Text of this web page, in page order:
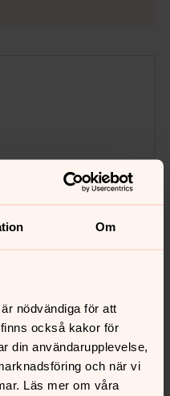
Om
nödvändiga för att
också kakor för
din användarupplevelse,
och när vi
Läs mer om våra